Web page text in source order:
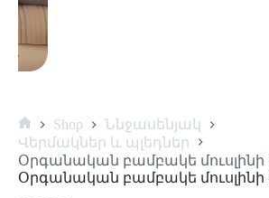
Shop
Ննջասենյակ
Վերմակներ և պլեդներ
Օրգանական բամբակե մուսլինի
Օրգանական բամբակե մուսլինի